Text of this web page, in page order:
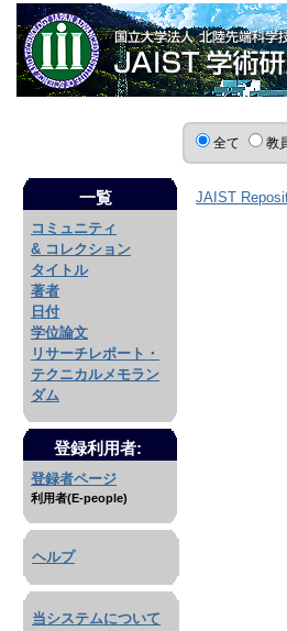
全て 教
一覧
コミュニティ
& コレクション
タイトル
著者
日付
学位論文
リサーチレポート・
テクニカルメモラン
ダム
登録利用者:
登録者ページ
利用者(E-people)
ヘルプ
当システムについて
JAIST